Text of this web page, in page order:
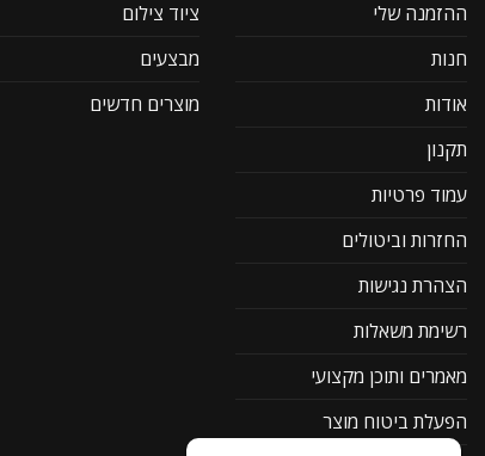
ההזמנה שלי
חנות
אודות
תקנון
עמוד פרטיות
החזרות וביטולים
הצהרת נגישות
רשימת משאלות
מאמרים ותוכן מקצועי
הפעלת ביטוח מוצר
ציוד צילום
מבצעים
מוצרים חדשים